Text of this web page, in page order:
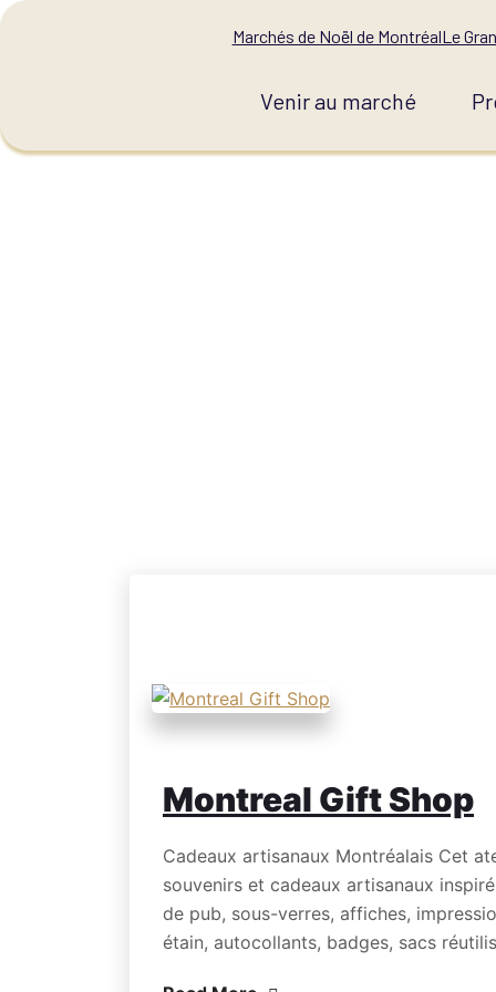
Marchés de Noël de MontréalLe
Venir au marché
Montreal Gift Shop
Cadeaux artisanaux Montréalais Cet
souvenirs et cadeaux artisanaux
de pub, sous-verres, affiches,
étain, autocollants, badges, sacs